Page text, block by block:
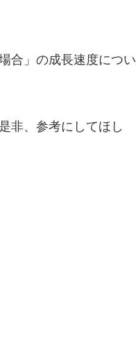
合」の成長速度につい
非、参考にしてほし